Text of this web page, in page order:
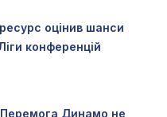
оцінив шанси
конференцій
Перемога Динамо не